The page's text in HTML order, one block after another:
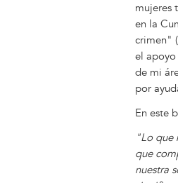
mujeres
en la
crimen"
el apoyo
de mi
por
En este
"Lo que
que
nuestra